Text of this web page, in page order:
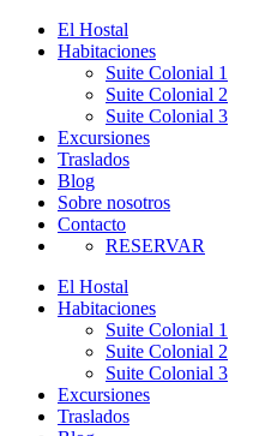
El Hostal
Habitaciones
Suite Colonial 1
Suite Colonial 2
Suite Colonial 3
Excursiones
Traslados
Blog
Sobre nosotros
Contacto
RESERVAR
El Hostal
Habitaciones
Suite Colonial 1
Suite Colonial 2
Suite Colonial 3
Excursiones
Traslados